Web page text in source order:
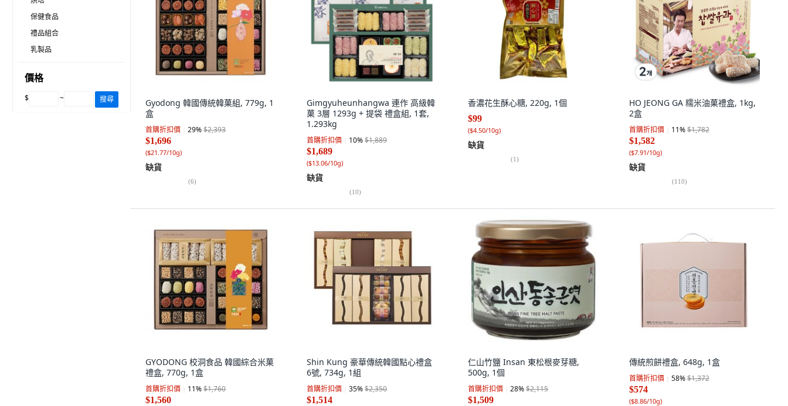
保健食品
禮品組合
乳製品
價格
$ ~ 搜尋
Gyodong 韓國傳統韓菓組, 779g, 1
盒
首購折扣價 29%$2,393
$1,696
($21.77/10g)
缺貨
(6)
Gimgyuheunhangwa 連作 高級韓
菓 3層 1293g + 提袋 禮盒組, 1套,
1.293kg
首購折扣價 10%$1,889
$1,689
($13.06/10g)
缺貨
(10)
香濃花生酥心糖, 220g, 1個
$99
($4.50/10g)
缺貨
(1)
HO JEONG GA 糯米油菓禮盒, 1kg,
2盒
首購折扣價 11%$1,782
$1,582
($7.91/10g)
缺貨
(110)
GYODONG 校洞食品 韓國綜合米菓
禮盒, 770g, 1盒
首購折扣價 11%$1,760
$1,560
Shin Kung 豪華傳統韓國點心禮盒
6號, 734g, 1組
首購折扣價 35%$2,350
$1,514
仁山竹鹽 Insan 東松根麥芽糖,
500g, 1個
首購折扣價 28%$2,115
$1,509
傳統煎餅禮盒, 648g, 1盒
首購折扣價 58%$1,372
$574
($8.86/10g)